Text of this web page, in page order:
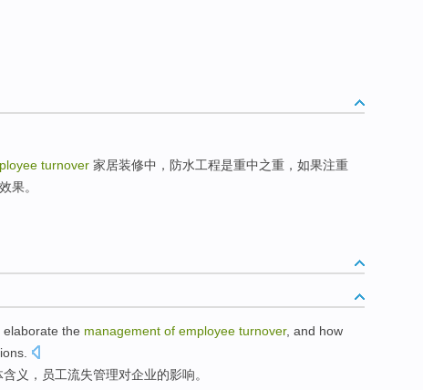
turnover 家居装修中，防水工程是重中之重，如果注重
果。
elaborate the management of employee turnover, and how
含义，员工流失管理对企业的影响。